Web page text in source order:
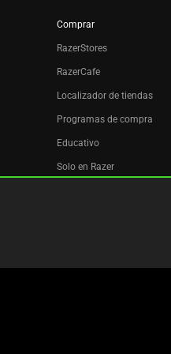
Comprar
RazerStores
RazerCafe
Localizador de tiendas
Programas de compra
Educativo
Solo en Razer